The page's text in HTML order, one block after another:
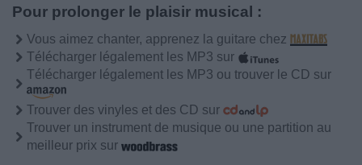
Pour prolonger le plaisir musical :
Vous aimez chanter, apprenez la guitare chez
Télécharger légalement les MP3 sur
Télécharger légalement les MP3 ou trouver le CD sur
Trouver des vinyles et des CD sur
Trouver un instrument de musique ou une partition au
meilleur prix sur